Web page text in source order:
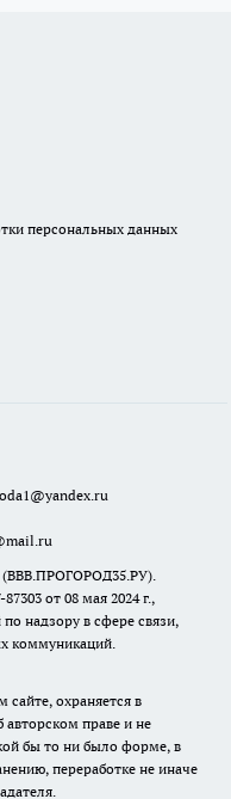
персональных данных
(ВВВ.ПРОГОРОД35.РУ).
от 08 мая 2024 г.,
надзору в сфере связи,
коммуникаций.
охраняется в
авторском праве и не
бы то ни было форме, в
переработке не иначе